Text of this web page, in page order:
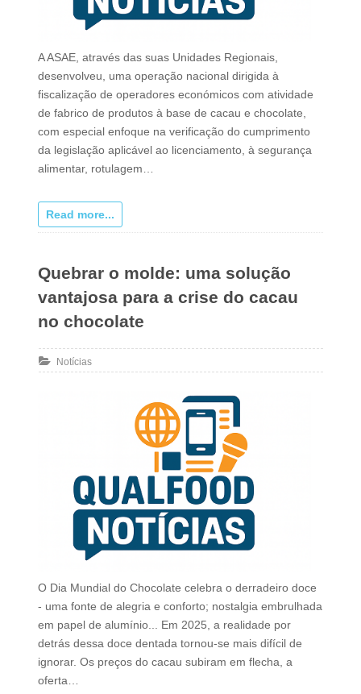
A ASAE, através das suas Unidades Regionais,
desenvolveu, uma operação nacional dirigida à
fiscalização de operadores económicos com atividade
de fabrico de produtos à base de cacau e chocolate,
com especial enfoque na verificação do cumprimento
da legislação aplicável ao licenciamento, à segurança
alimentar, rotulagem…
Read more...
Quebrar o molde: uma solução
vantajosa para a crise do cacau
no chocolate
Notícias
O Dia Mundial do Chocolate celebra o derradeiro doce
- uma fonte de alegria e conforto; nostalgia embrulhada
em papel de alumínio... Em 2025, a realidade por
detrás dessa doce dentada tornou-se mais difícil de
ignorar. Os preços do cacau subiram em flecha, a
oferta…